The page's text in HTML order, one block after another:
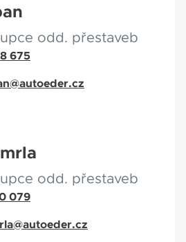
odd. přestaveb
675
odd. přestaveb
079